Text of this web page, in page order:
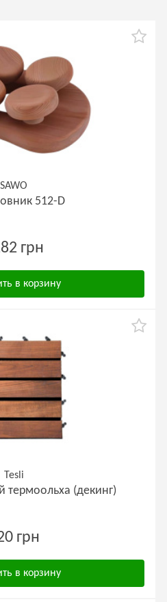
SAWO
512-D
грн
в корзину
Tesli
термоольха (декинг)
грн
в корзину